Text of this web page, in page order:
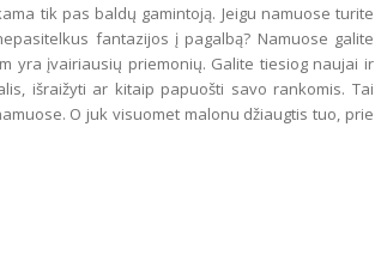
tik pas baldų gamintoją. Jeigu namuose turite
fantazijos į pagalbą? Namuose galite
yra įvairiausių priemonių. Galite tiesiog naujai ir
išraižyti ar kitaip papuošti savo rankomis. Tai
O juk visuomet malonu džiaugtis tuo, prie